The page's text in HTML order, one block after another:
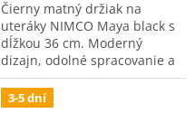
Čierny matný držiak na
uteráky NIMCO Maya black s
dĺžkou 36 cm. Moderný
dizajn, odolné spracovanie a
jednoduchá montáž
pomocou dvoch skrutiek.
3-5 dní